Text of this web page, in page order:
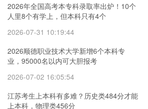
2026年全国高考本专科录取率出炉！10个
人里8个有学上，但本科只有4个
2026-07-31 10:19:44
2026顺德职业技术大学新增6个本科专
业，95000名以内可大胆报考
2026-07-02 16:05:54
江苏考生上本科有多难？历史类484分才能
上本科，物理类456分